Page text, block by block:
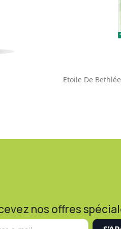

Etoile De
nos offres